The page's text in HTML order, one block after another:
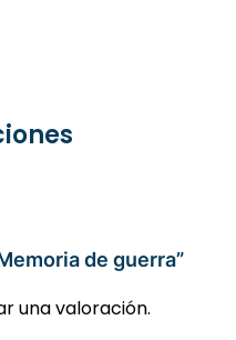
de guerra”
una valoración.